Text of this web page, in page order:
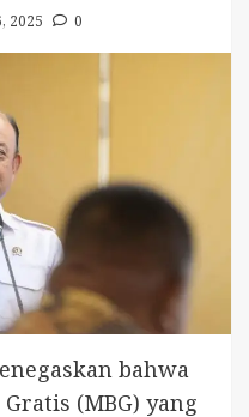
2025 0
bahwa
(MBG) yang